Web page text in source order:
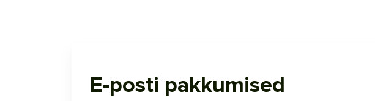
E-posti pakkumised